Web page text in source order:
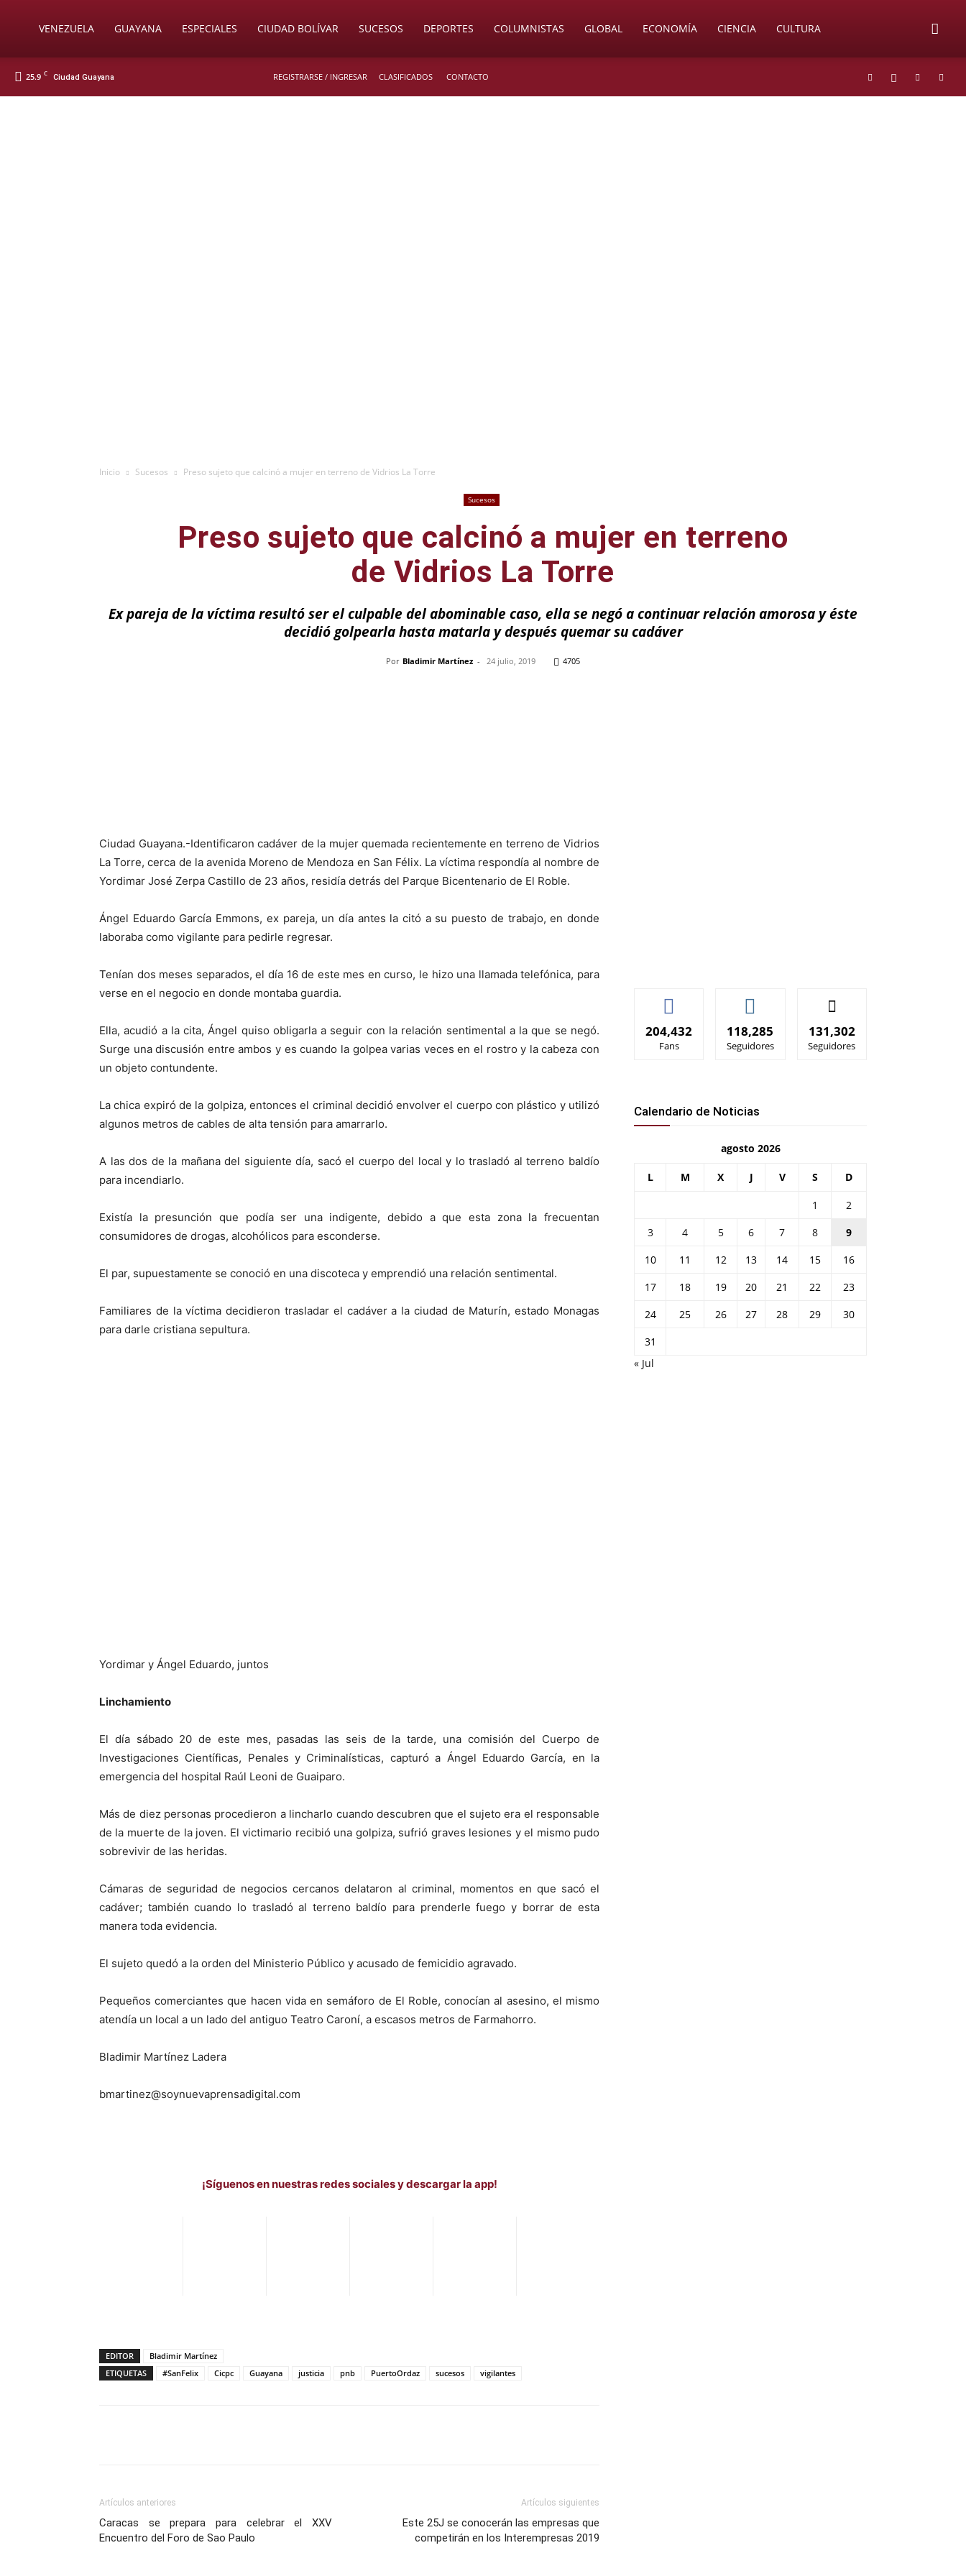
SoyVENEZUELA GUAYANA ESPECIALES CIUDAD BOLÍVAR SUCESOS DEPORTES COLUMNISTAS GLOBAL ECONOMÍA CIENCIA CULTURA
25.9 C Ciudad Guayana REGISTRARSE / INGRESAR CLASIFICADOS CONTACTO
Inicio Sucesos Preso sujeto que calcinó a mujer en terreno de Vidrios La Torre
Sucesos
Preso sujeto que calcinó a mujer en terreno
de Vidrios La Torre
Ex pareja de la víctima resultó ser el culpable del abominable caso, ella se negó a continuar relación amorosa y éste
decidió golpearla hasta matarla y después quemar su cadáver
Por Bladimir Martínez - 24 julio, 2019 4705
Ciudad Guayana.-Identificaron cadáver de la mujer quemada recientemente en terreno de Vidrios
La Torre, cerca de la avenida Moreno de Mendoza en San Félix. La víctima respondía al nombre de
Yordimar José Zerpa Castillo de 23 años, residía detrás del Parque Bicentenario de El Roble.
Ángel Eduardo García Emmons, ex pareja, un día antes la citó a su puesto de trabajo, en donde
laboraba como vigilante para pedirle regresar.
Tenían dos meses separados, el día 16 de este mes en curso, le hizo una llamada telefónica, para
verse en el negocio en donde montaba guardia.
Ella, acudió a la cita, Ángel quiso obligarla a seguir con la relación sentimental a la que se negó.
Surge una discusión entre ambos y es cuando la golpea varias veces en el rostro y la cabeza con
un objeto contundente.
La chica expiró de la golpiza, entonces el criminal decidió envolver el cuerpo con plástico y utilizó
algunos metros de cables de alta tensión para amarrarlo.
A las dos de la mañana del siguiente día, sacó el cuerpo del local y lo trasladó al terreno baldío
para incendiarlo.
Existía la presunción que podía ser una indigente, debido a que esta zona la frecuentan
consumidores de drogas, alcohólicos para esconderse.
El par, supuestamente se conoció en una discoteca y emprendió una relación sentimental.
Familiares de la víctima decidieron trasladar el cadáver a la ciudad de Maturín, estado Monagas
para darle cristiana sepultura.
Yordimar y Ángel Eduardo, juntos
Linchamiento
El día sábado 20 de este mes, pasadas las seis de la tarde, una comisión del Cuerpo de
Investigaciones Científicas, Penales y Criminalísticas, capturó a Ángel Eduardo García, en la
emergencia del hospital Raúl Leoni de Guaiparo.
Más de diez personas procedieron a lincharlo cuando descubren que el sujeto era el responsable
de la muerte de la joven. El victimario recibió una golpiza, sufrió graves lesiones y el mismo pudo
sobrevivir de las heridas.
Cámaras de seguridad de negocios cercanos delataron al criminal, momentos en que sacó el
cadáver; también cuando lo trasladó al terreno baldío para prenderle fuego y borrar de esta
manera toda evidencia.
El sujeto quedó a la orden del Ministerio Público y acusado de femicidio agravado.
Pequeños comerciantes que hacen vida en semáforo de El Roble, conocían al asesino, el mismo
atendía un local a un lado del antiguo Teatro Caroní, a escasos metros de Farmahorro.
Bladimir Martínez Ladera
bmartinez@soynuevaprensadigital.com
¡Síguenos en nuestras redes sociales y descargar la app!
EDITOR
Bladimir Martínez
ETIQUETAS
#SanFelix Cicpc Guayana justicia pnb PuertoOrdaz sucesos vigilantes
Artículos anteriores
Caracas se prepara para celebrar el XXV
Encuentro del Foro de Sao Paulo
Artículos siguientes
Este 25J se conocerán las empresas que
competirán en los Interempresas 2019
204,432
Fans
118,285
Seguidores
131,302
Seguidores
Calendario de Noticias
agosto 2026
L M X J V S D
1
2
3
4 5 6 7 8
9
10
11 12 13 14 15
16
17
18 19 20 21 22
23
24
25 26 27 28 29
30
31
« Jul